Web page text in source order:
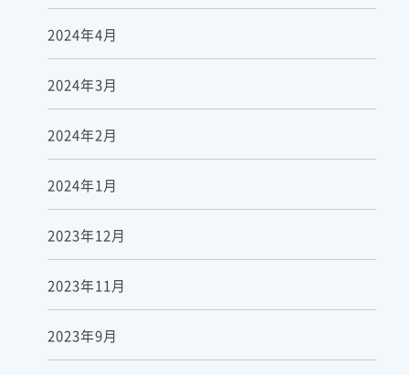
2024年4月
2024年3月
2024年2月
2024年1月
2023年12月
2023年11月
2023年9月